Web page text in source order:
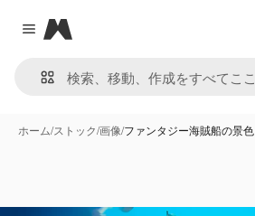
Close menu
Magnific
ホーム/ストック/画像/ファンタジー海賊船の景色